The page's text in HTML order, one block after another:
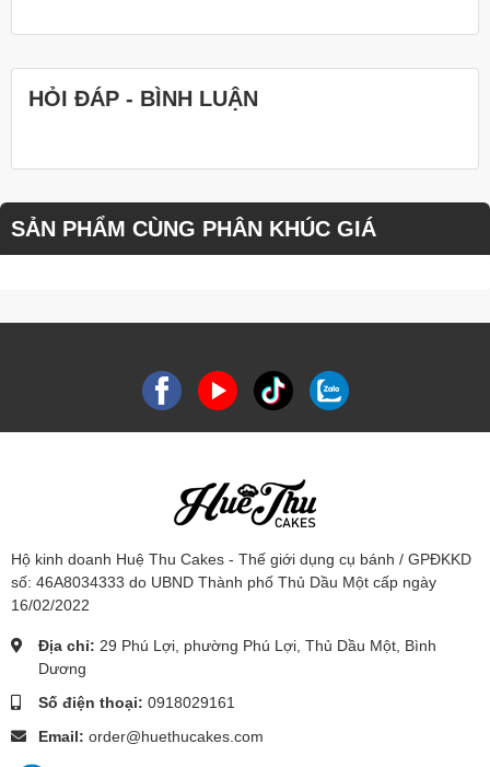
HỎI ĐÁP - BÌNH LUẬN
SẢN PHẨM CÙNG PHÂN KHÚC GIÁ
Hộ kinh doanh Huệ Thu Cakes - Thế giới dụng cụ bánh / GPĐKKD
số: 46A8034333 do UBND Thành phố Thủ Dầu Một cấp ngày
16/02/2022
Địa chỉ: 29 Phú Lợi, phường Phú Lợi, Thủ Dầu Một, Bình
Dương
Số điện thoại: 0918029161
Email: order@huethucakes.com